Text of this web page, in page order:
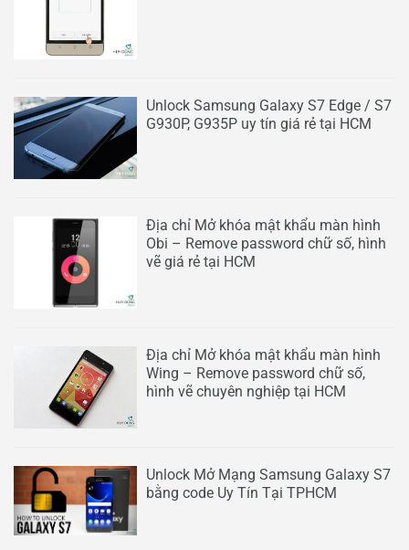
Unlock Samsung Galaxy S7 Edge / S7
G930P, G935P uy tín giá rẻ tại HCM
Địa chỉ Mở khóa mật khẩu màn hình
Obi – Remove password chữ số, hình
vẽ giá rẻ tại HCM
Địa chỉ Mở khóa mật khẩu màn hình
Wing – Remove password chữ số,
hình vẽ chuyên nghiệp tại HCM
Unlock Mở Mạng Samsung Galaxy S7
bằng code Uy Tín Tại TPHCM